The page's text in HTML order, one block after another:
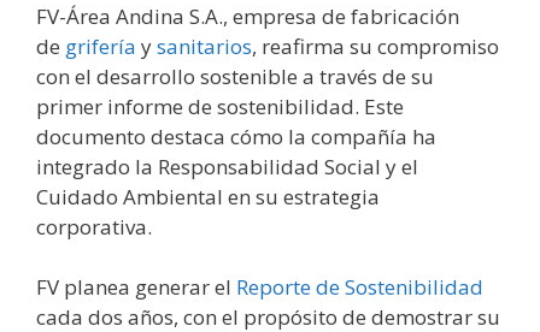
FV-Área Andina S.A., empresa de fabricación
de grifería ysanitarios, reafirma su compromiso
con el desarrollo sostenible a través de su
primer informe de sostenibilidad. Este
documento destaca cómo la compañía ha
integrado la Responsabilidad Social y el
Cuidado Ambiental en su estrategia
corporativa.
FV planea generar el Reporte de Sostenibilidad
cada dos años, con el propósito de demostrar su